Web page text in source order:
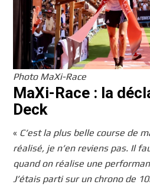
Photo MaXi-Race
MaXi-Race : la
Deck
« C’est la plus belle course de
réalisé, je n’en reviens pas. Il
quand on réalise une
J’étais parti sur un chrono de